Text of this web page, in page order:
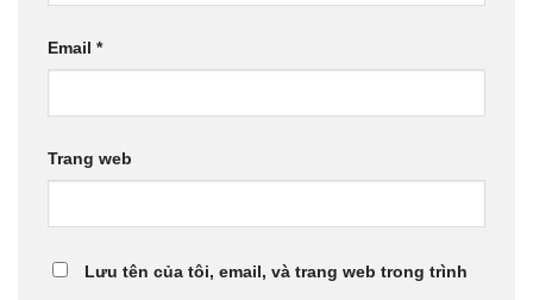
Email *
Trang web
Lưu tên của tôi, email, và trang web trong trình